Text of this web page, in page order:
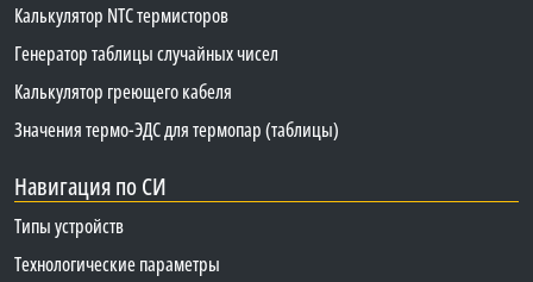
Калькулятор NTC термисторов
Генератор таблицы случайных чисел
Калькулятор греющего кабеля
Значения термо-ЭДС для термопар (таблицы)
Навигация по СИ
Типы устройств
Технологические параметры